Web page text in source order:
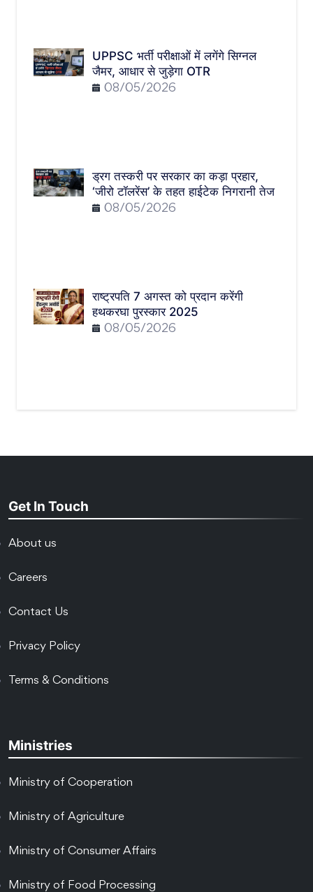
UPPSC भर्ती परीक्षाओं में लगेंगे सिग्नल
जैमर, आधार से जुड़ेगा OTR
08/05/2026
ड्रग तस्करी पर सरकार का कड़ा प्रहार,
‘जीरो टॉलरेंस’ के तहत हाईटेक निगरानी तेज
08/05/2026
राष्ट्रपति 7 अगस्त को प्रदान करेंगी
हथकरघा पुरस्कार 2025
08/05/2026
Get In Touch
About us
Careers
Contact Us
Privacy Policy
Terms & Conditions
Ministries
Ministry of Cooperation
Ministry of Agriculture
Ministry of Consumer Affairs
Ministry of Food Processing